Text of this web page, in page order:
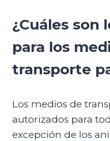
¿Cuáles son
para los
transporte
Los medios de
autorizados para
excepción de los